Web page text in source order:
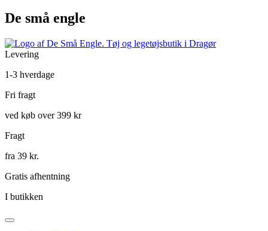
De små engle
Levering
1-3 hverdage
Fri fragt
ved køb over 399 kr
Fragt
fra 39 kr.
Gratis afhentning
I butikken